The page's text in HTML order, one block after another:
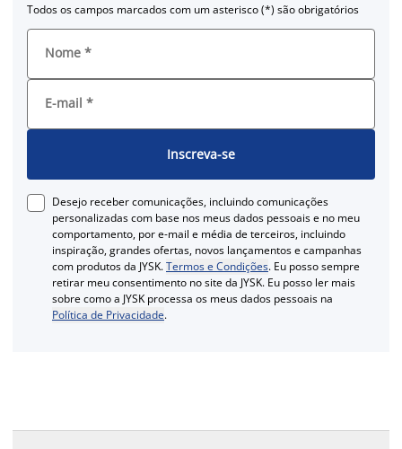
Todos os campos marcados com um asterisco (*) são obrigatórios
Nome *
E-mail *
Inscreva-se
Desejo receber comunicações, incluindo comunicações
personalizadas com base nos meus dados pessoais e no meu
comportamento, por e-mail e média de terceiros, incluindo
inspiração, grandes ofertas, novos lançamentos e campanhas
com produtos da JYSK.Termos e Condições. Eu posso sempre
retirar meu consentimento no site da JYSK. Eu posso ler mais
sobre como a JYSK processa os meus dados pessoais na
Política de Privacidade.